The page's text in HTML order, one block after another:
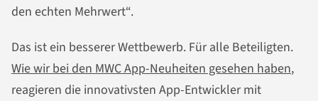
den echten Mehrwert“.
Das ist ein besserer Wettbewerb. Für alle Beteiligten.
Wie wir bei den MWC App-Neuheiten gesehen haben,
reagieren die innovativsten App-Entwickler mit